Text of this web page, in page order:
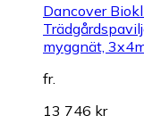
Dancover
myggnät,
fr.
13 746 kr